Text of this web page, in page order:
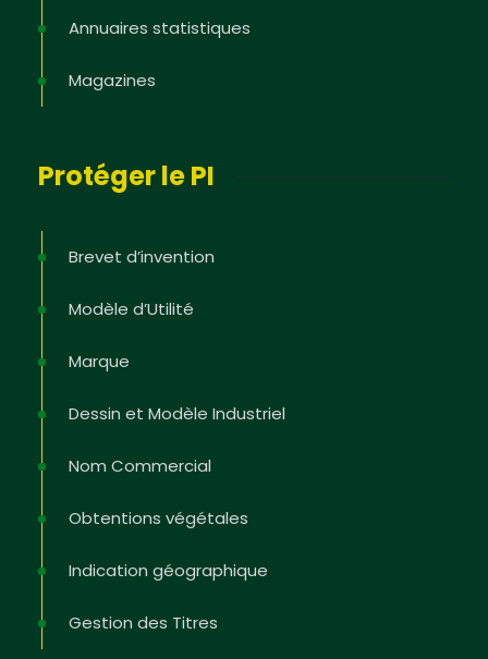
Annuaires statistiques
Magazines
Protéger le PI
Brevet d’invention
Modèle d’Utilité
Marque
Dessin et Modèle Industriel
Nom Commercial
Obtentions végétales
Indication géographique
Gestion des Titres